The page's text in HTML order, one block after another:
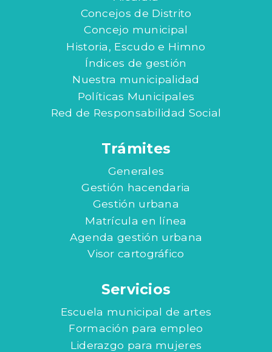
Concejos de Distrito
Concejo municipal
Historia, Escudo e Himno
Índices de gestión
Nuestra municipalidad
Políticas Municipales
Red de Responsabilidad Social
Trámites
Generales
Gestión hacendaria
Gestión urbana
Matrícula en línea
Agenda gestión urbana
Visor cartográfico
Servicios
Escuela municipal de artes
Formación para empleo
Liderazgo para mujeres